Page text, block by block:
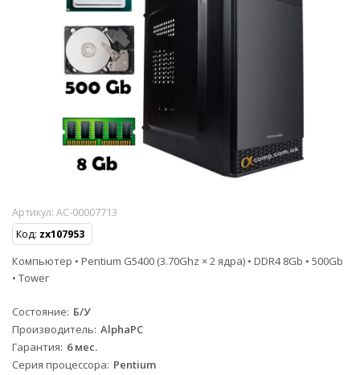
Артикул: AC-00007713
Код: zx107953
Компьютер • Pentium G5400 (3.70Ghz × 2 ядра) • DDR4 8Gb • 500Gb
• Tower
Состояние Б/У
Производитель AlphaPC
Гарантия 6 мес.
Серия процессора Pentium